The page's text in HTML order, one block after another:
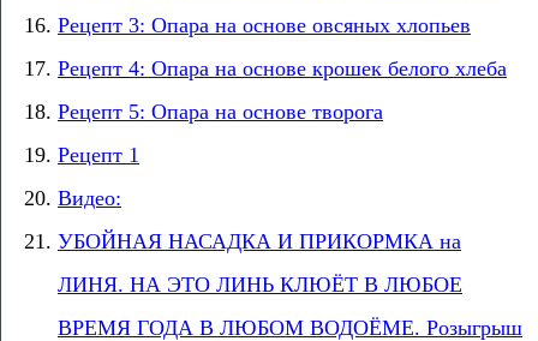
Рецепт 3: Опара на основе овсяных хлопьев
Рецепт 4: Опара на основе крошек белого хлеба
Рецепт 5: Опара на основе творога
Рецепт 1
Видео:
УБОЙНАЯ НАСАДКА И ПРИКОРМКА на
ЛИНЯ. НА ЭТО ЛИНЬ КЛЮЁТ В ЛЮБОЕ
ВРЕМЯ ГОДА В ЛЮБОМ ВОДОЁМЕ. Розыгрыш